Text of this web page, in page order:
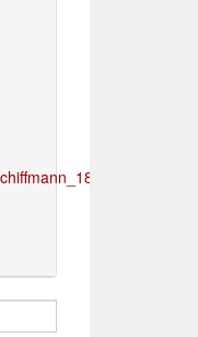
manifest.json